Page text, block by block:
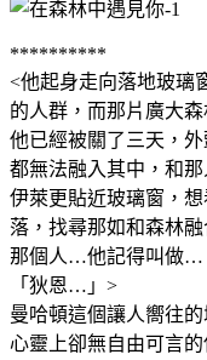
**********
<他起身走向落地玻璃
的人群，而那片廣大
他已經被關了三天，
都無法融入其中，和
伊萊更貼近玻璃窗，
落，找尋那如和森林融
那個人…他記得叫做…
「狄恩…」>
曼哈頓這個讓人嚮往
心靈上卻無自由可言